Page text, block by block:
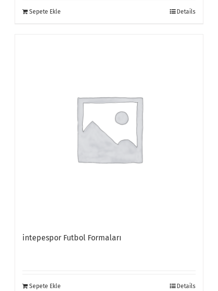
Sepete Ekle Details
intepespor Futbol Formaları
Sepete Ekle Details